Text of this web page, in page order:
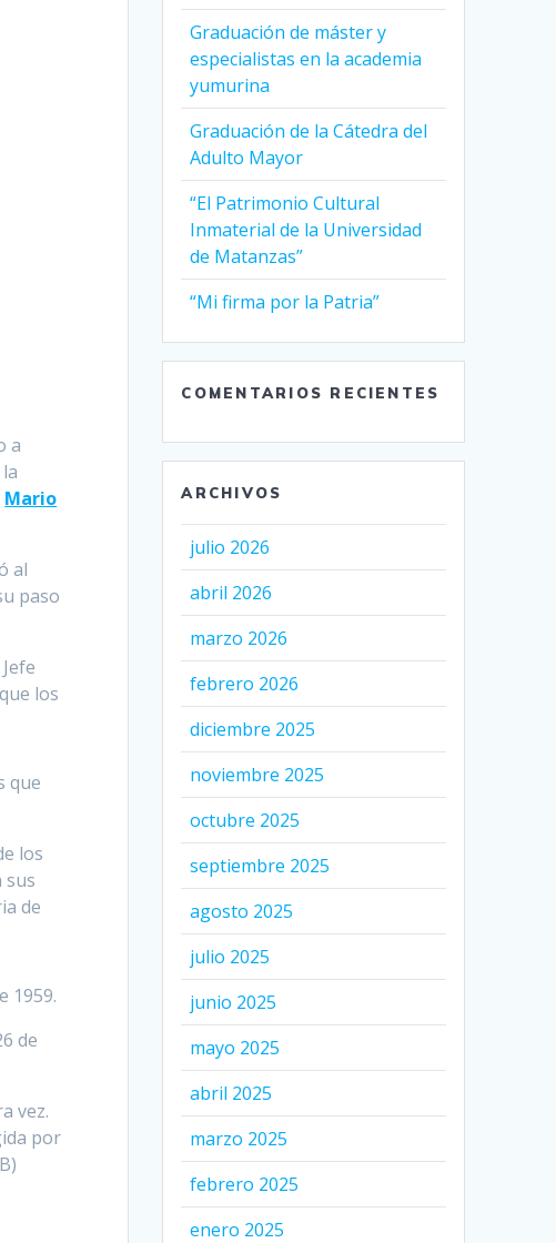
a
Mario
al
paso
los
que
los
sus
de
1959.
de
vez.
por
Graduación de máster y
especialistas en la academia
yumurina
Graduación de la Cátedra del
Adulto Mayor
“El Patrimonio Cultural
Inmaterial de la Universidad
de Matanzas”
“Mi firma por la Patria”
COMENTARIOS RECIENTES
ARCHIVOS
julio 2026
abril 2026
marzo 2026
febrero 2026
diciembre 2025
noviembre 2025
octubre 2025
septiembre 2025
agosto 2025
julio 2025
junio 2025
mayo 2025
abril 2025
marzo 2025
febrero 2025
enero 2025